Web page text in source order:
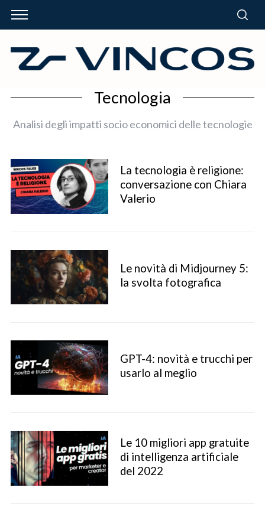
Tecnologia
Analisi degli impatti socio economici delle tecnologie
La tecnologia è religione:
conversazione con Chiara
Valerio
Le novità di Midjourney 5:
la svolta fotografica
GPT-4: novità e trucchi per
usarlo al meglio
Le 10 migliori app gratuite
di intelligenza artificiale
del 2022
S
e
a
h
f
o
r
: